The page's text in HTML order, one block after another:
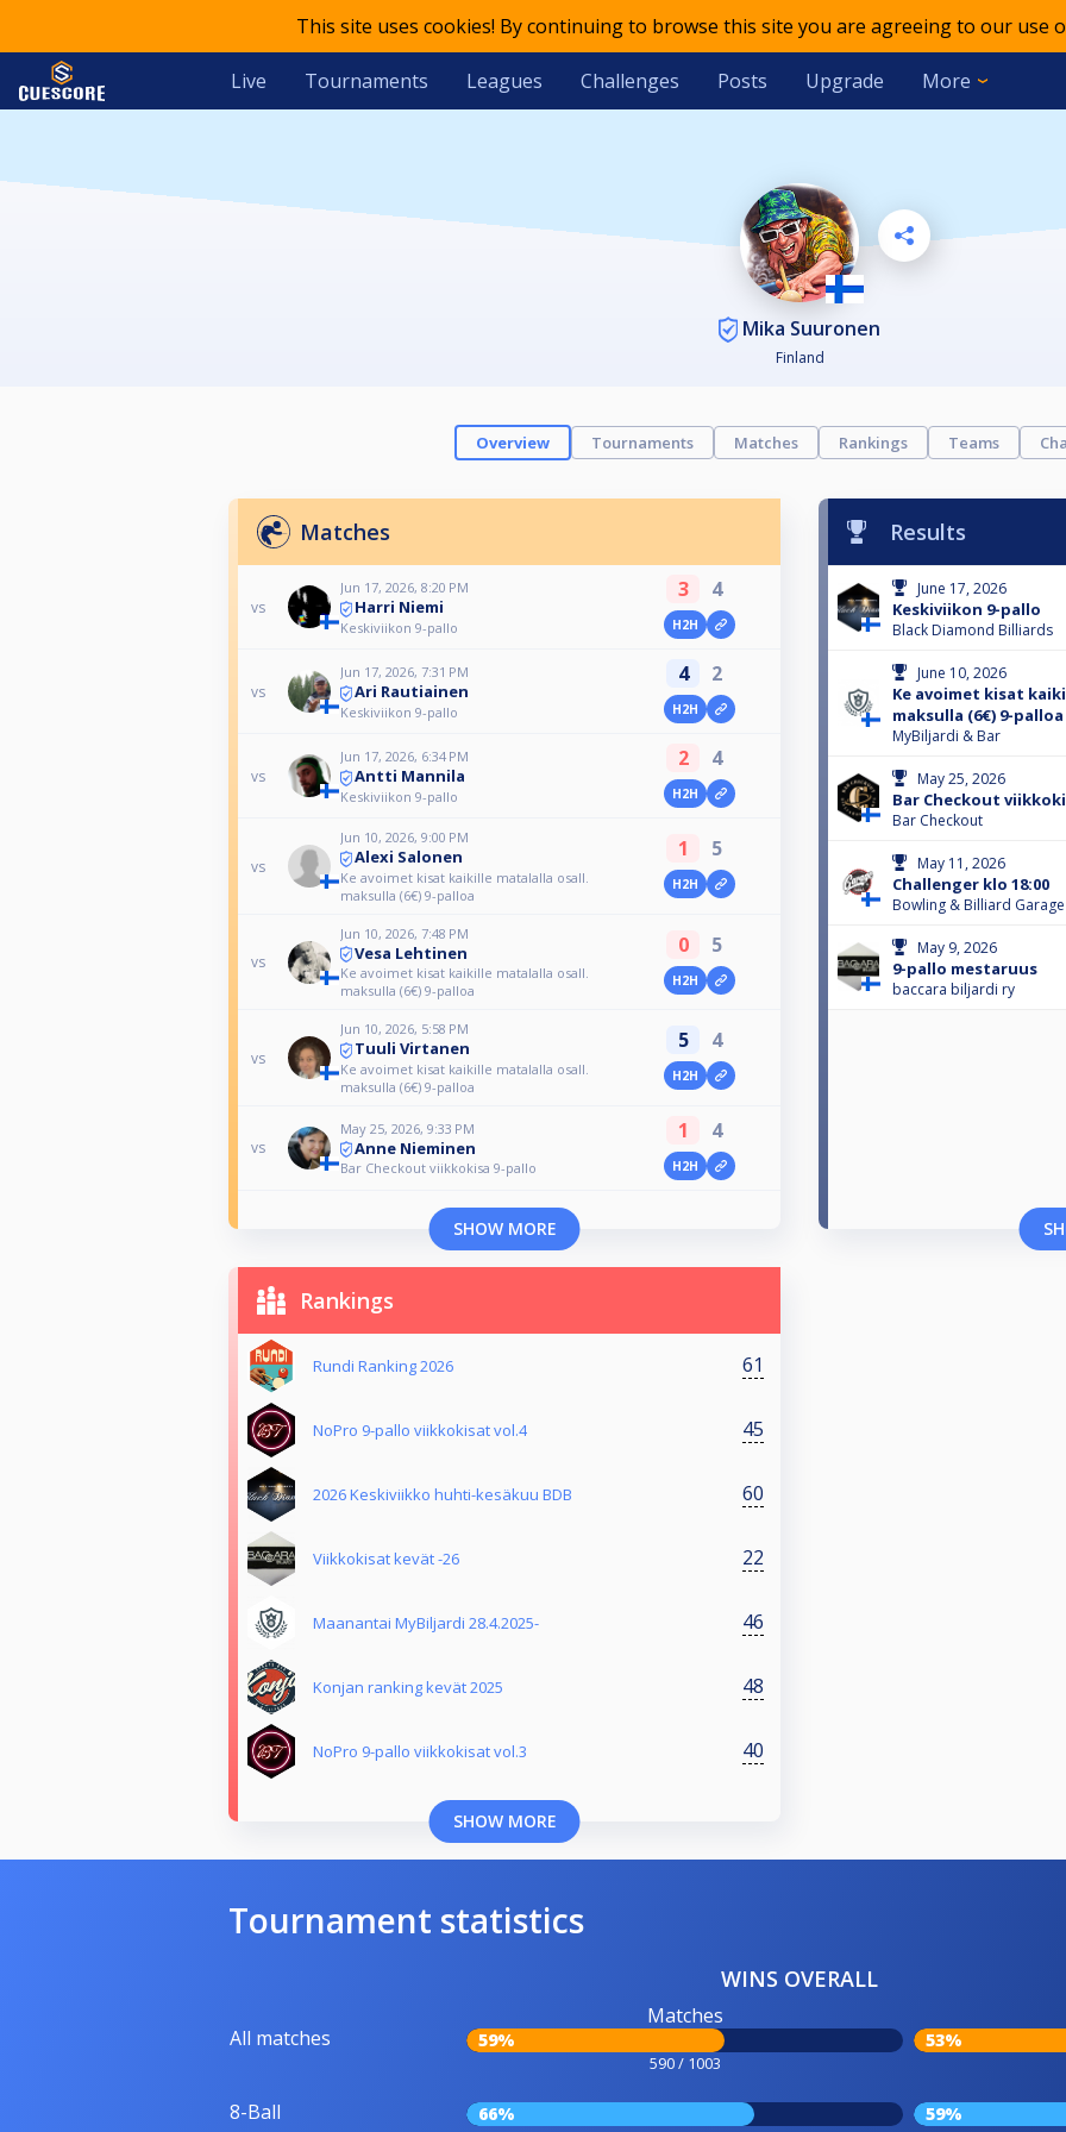
This site uses cookies! By continuing to browse this site you are agreeing to our use
Live Tournaments Leagues Challenges Posts Upgrade More
Mika Suuronen
Finland
Overview Tournaments Matches Rankings Teams
Matches
vs
Jun 17, 2026, 8:20 PM
Harri Niemi
Keskiviikon 9-pallo
3 4
H2H
vs
Jun 17, 2026, 7:31 PM
Ari Rautiainen
Keskiviikon 9-pallo
4 2
H2H
vs
Jun 17, 2026, 6:34 PM
Antti Mannila
Keskiviikon 9-pallo
2 4
H2H
vs
Jun 10, 2026, 9:00 PM
Alexi Salonen
Ke avoimet kisat kaikille matalalla osall.
maksulla (6€) 9-palloa
1 5
H2H
vs
Jun 10, 2026, 7:48 PM
Vesa Lehtinen
Ke avoimet kisat kaikille matalalla osall.
maksulla (6€) 9-palloa
0 5
H2H
vs
Jun 10, 2026, 5:58 PM
Tuuli Virtanen
Ke avoimet kisat kaikille matalalla osall.
maksulla (6€) 9-palloa
5 4
H2H
vs
May 25, 2026, 9:33 PM
Anne Nieminen
Bar Checkout viikkokisa 9-pallo
1 4
H2H
SHOW MORE
Results
June 17, 2026
Keskiviikon 9-pallo
Black Diamond Billiards
June 10, 2026
Ke avoimet kisat
maksulla (6€) 9-palloa
MyBiljardi & Bar
May 25, 2026
Bar Checkout
Bar Checkout
May 11, 2026
Challenger klo 18:00
Bowling & Billiard Garage
May 9, 2026
9-pallo mestaruus
baccara biljardi ry
Rankings
Rundi Ranking 2026 61
NoPro 9-pallo viikkokisat vol.4 45
2026 Keskiviikko huhti-kesäkuu BDB 60
Viikkokisat kevät -26 22
Maanantai MyBiljardi 28.4.2025- 46
Konjan ranking kevät 2025 48
NoPro 9-pallo viikkokisat vol.3 40
SHOW MORE
Tournament statistics
WINS OVERALL
All matches
Matches
59%
590 / 1003
53%
8-Ball 66% 59%